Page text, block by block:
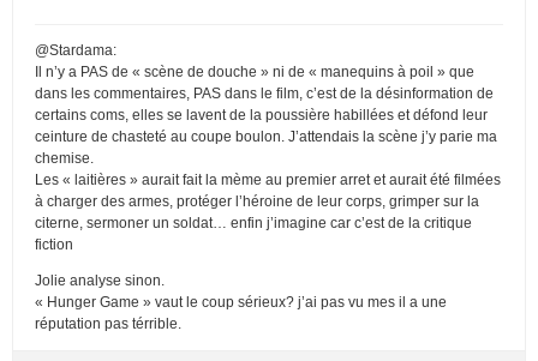
@Stardama:
Il n’y a PAS de « scène de douche » ni de « manequins à poil » que
dans les commentaires, PAS dans le film, c’est de la désinformation de
certains coms, elles se lavent de la poussière habillées et défond leur
ceinture de chasteté au coupe boulon. J’attendais la scène j’y parie ma
chemise.
Les « laitières » aurait fait la mème au premier arret et aurait été filmées
à charger des armes, protéger l’héroine de leur corps, grimper sur la
citerne, sermoner un soldat… enfin j’imagine car c’est de la critique
fiction
Jolie analyse sinon.
« Hunger Game » vaut le coup sérieux? j’ai pas vu mes il a une
réputation pas térrible.